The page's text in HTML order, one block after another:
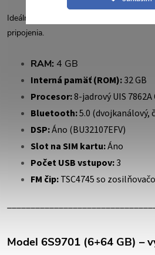
Ideálna voľba pre plynulé ovládanie,
pripojenia.
RAM: 4 GB
Interná pamäť (ROM):32 GB
Procesor:8-jadrový UIS
Bluetooth:5.0 (dvojkanálový,
DSP:Áno (BU32107EFV)
Slot na SIM kartu:Áno
Počet USB vstupov:3
FM čip:TSC4745 so
Model 6S9701 (6+64 GB) –